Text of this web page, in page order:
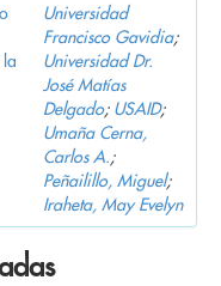
la
Universidad
Francisco Gavidia;
Universidad Dr.
José Matías
Delgado; USAID;
Umaña Cerna,
Carlos A.;
Peñailillo, Miguel;
Iraheta, May Evelyn